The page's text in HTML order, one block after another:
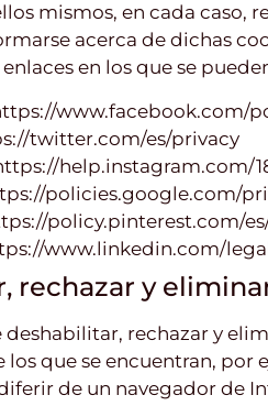
mismos, en cada caso,
acerca de dichas
en los que se
www.facebook.com/
twitter.com/es/privacy
help.instagram.com/
policies.google.com/
policy.pinterest.com/
www.linkedin.com/
rechazar y
deshabilitar, rechazar y
los que se encuentran, por
de un navegador de